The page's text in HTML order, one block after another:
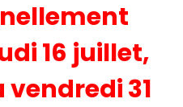
16 juillet,
31